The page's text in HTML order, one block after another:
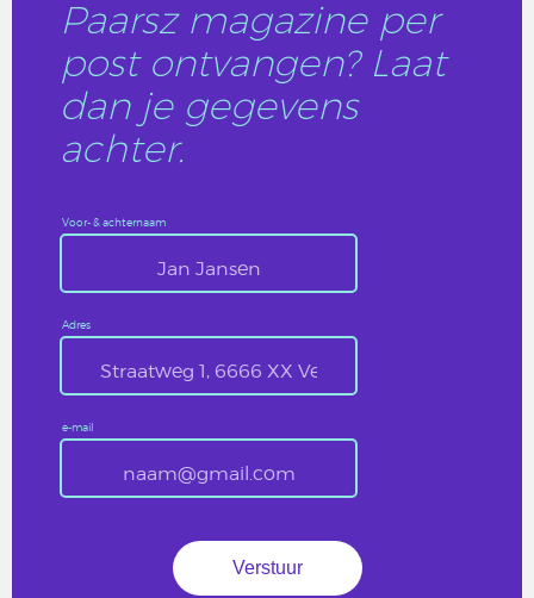
Paarsz magazine per
post ontvangen? Laat
dan je gegevens
achter.
Voor- & achternaam
Adres
e-mail